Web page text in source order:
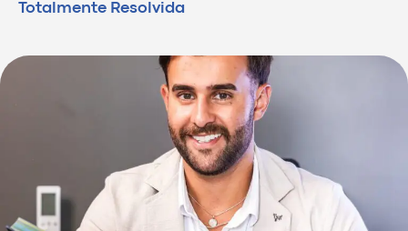
Totalmente Resolvida